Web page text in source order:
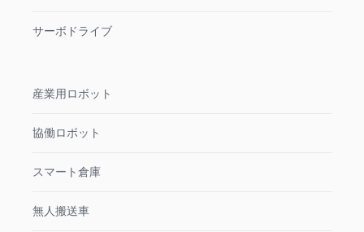
サーボドライブ
産業用ロボット
協働ロボット
スマート倉庫
無人搬送車